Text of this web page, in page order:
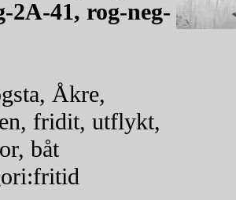
2A-41, rog-neg-
Åkre,
fridit, utflykt,
båt